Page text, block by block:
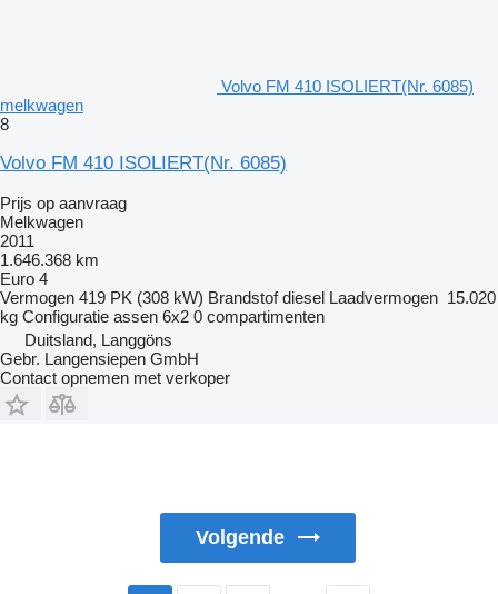
Volvo FM 410 ISOLIERT(Nr. 6085)
melkwagen
8
Volvo FM 410 ISOLIERT(Nr. 6085)
Prijs op aanvraag
Melkwagen
2011
1.646.368 km
Euro 4
Vermogen 419 PK (308 kW) Brandstof diesel Laadvermogen 15.020
kg Configuratie assen 6x2 0 compartimenten
Duitsland, Langgöns
Gebr. Langensiepen GmbH
Contact opnemen met verkoper
Volgende